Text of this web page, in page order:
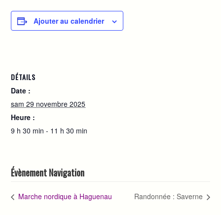
Ajouter au calendrier
DÉTAILS
Date :
sam 29 novembre 2025
Heure :
9 h 30 min - 11 h 30 min
Évènement Navigation
Marche nordique à Haguenau Randonnée : Saverne